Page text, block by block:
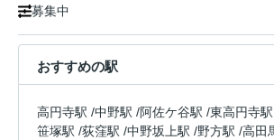
募集中
おすすめの駅
高円寺駅 /中野駅 /阿佐ケ谷駅 /東高円寺駅
笹塚駅 /荻窪駅 /中野坂上駅 /野方駅 /高田